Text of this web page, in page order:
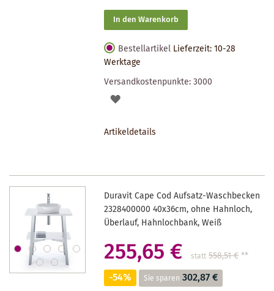
In den Warenkorb
Bestellartikel Lieferzeit: 10-28
Werktage
Versandkostenpunkte:3000
AUF
Artikeldetails
Duravit Cape Cod Aufsatz-Waschbecken
2328400000 40x36cm, ohne Hahnloch,
Überlauf, Hahnlochbank, Weiß
255,65 € statt 558,51 €**
-54% Sie sparen 302,87 €